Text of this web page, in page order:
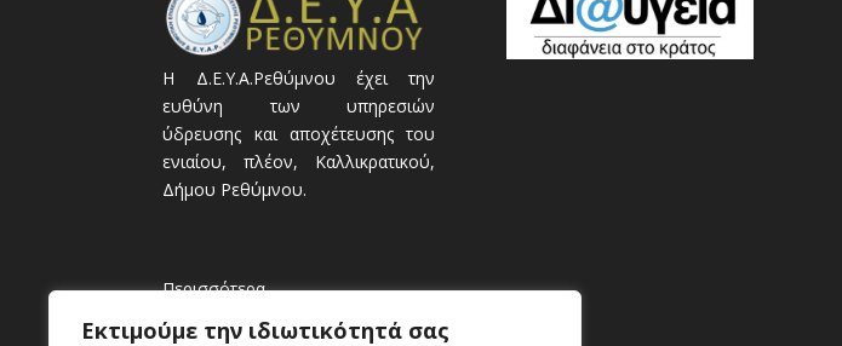
Εκτιμούμε την ιδιωτικότητά σας
Η Δ.Ε.Υ.Α.Ρεθύμνου έχει την
ευθύνη των υπηρεσιών
ύδρευσης και αποχέτευσης του
ενιαίου, πλέον, Καλλικρατικού,
Δήμου Ρεθύμνου.
Περισσότερα